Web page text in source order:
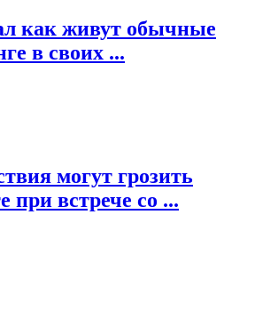
как живут обычные
в своих ...
могут грозить
при встрече со ...